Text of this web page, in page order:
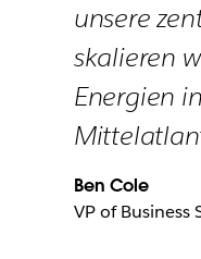
unsere
skalieren
Energien
Ben Cole
VP of Business